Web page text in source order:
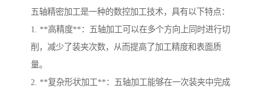
五轴精密加工是一种的数控加工技术，具有以下特点：
1. **高精度**：五轴加工可以在多个方向上同时进行切
削，减少了装夹次数，从而提高了加工精度和表面质
量。
2. **复杂形状加工**：五轴加工能够在一次装夹中完成